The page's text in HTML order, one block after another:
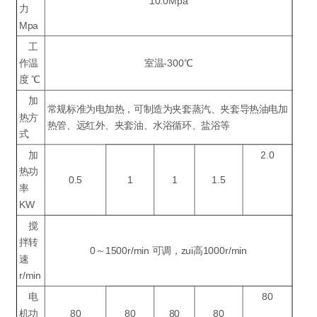
力
Mpa
工
作温
度 ℃
室温-300℃
加
热方
式
常规标准为电加热，可制造为夹套蒸汽、夹套导热油电加
热管、远红外、夹套油、水浴循环、盐浴等
加
热功
率
KW
0.5 1 1 1.5
2.0
搅
拌转
速
r/min
0～1500r/min 可调，zui高1000r/min
电
机功 80 80 80 80
80